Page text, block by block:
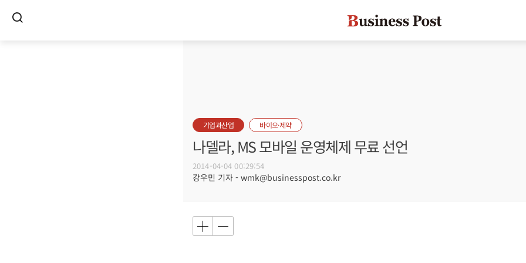
기업과산업 바이오·제약
나델라, MS 모바일 운영체제 무료 선언
2014-04-04 00:29:54
강우민 기자 - wmk@businesspost.co.kr